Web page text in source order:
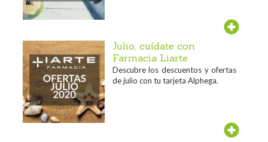
Julio, cuídate con
Farmacia Liarte
Descubre los descuentos y ofertas
de julio con tu tarjeta Alphega.